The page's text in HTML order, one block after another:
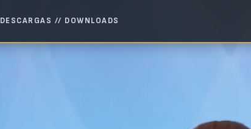
DESCARGAS // DOWNLOADS